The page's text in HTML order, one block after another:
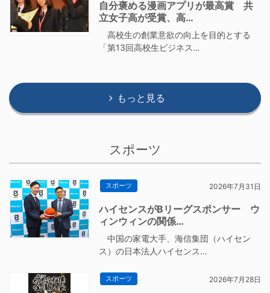
自分褒める漫画アプリが最高賞 共
立女子高が受賞、高…
高校生の創業意欲の向上を目的とする
「第13回高校生ビジネス…
もっと見る
スポーツ
スポーツ 2026年7月31日
ハイセンスがBリーグスポンサー ウ
ィンウィンの関係…
中国の家電大手、海信集団（ハイセン
ス）の日本法人ハイセンス…
スポーツ 2026年7月28日